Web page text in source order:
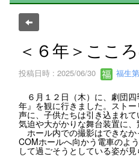
＜６年＞ここ
投稿日時 : 2025/06/30 福生
６月１２日（木）に、劇団
年』を観に行きました。スト
声に、子供たちは引き込まれ
気迫や大がかりな舞台装置に
ホール内での撮影はできなか
COMホールへ向かう電車のよ
して過ごそうとしている姿が